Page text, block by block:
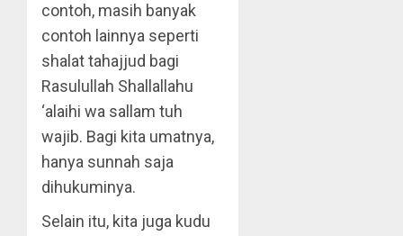
contoh, masih banyak
contoh lainnya seperti
shalat tahajjud bagi
Rasulullah Shallallahu
‘alaihi wa sallam tuh
wajib. Bagi kita umatnya,
hanya sunnah saja
dihukuminya.
Selain itu, kita juga kudu